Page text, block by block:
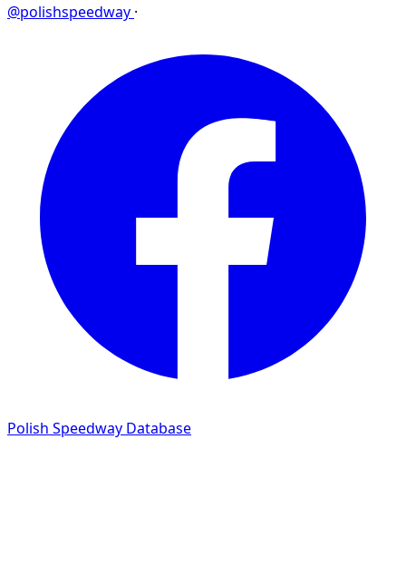
@polishspeedway ·
Polish Speedway Database